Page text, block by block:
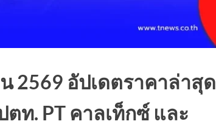
2569 อัปเดตราคาล่าสุด
ท. PT คาลเท็กซ์ และ